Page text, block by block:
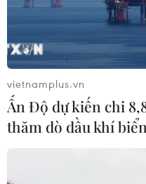
Căng thẳng Trung
điểm
24/07/2026 09:41
vietnamplus.vn
Ấn Độ dự kiến chi
thăm dò dầu khí